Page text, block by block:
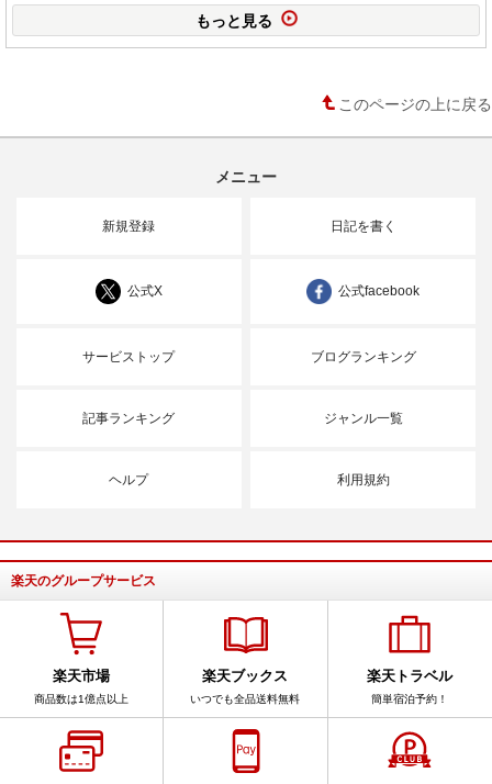
もっと見る
このページの上に戻る
メニュー
新規登録 日記を書く
公式X 公式facebook
サービストップ ブログランキング
記事ランキング ジャンル一覧
ヘルプ 利用規約
楽天のグループサービス
楽天市場
商品数は1億点以上
楽天ブックス
いつでも全品送料無料
楽天トラベル
簡単宿泊予約！